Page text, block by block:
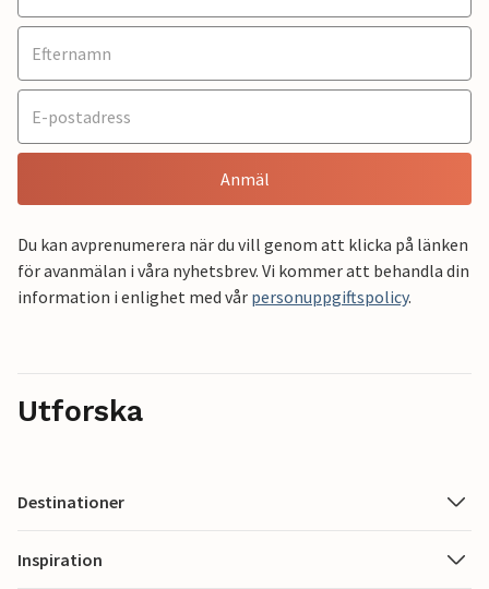
Anmäl
Du kan avprenumerera när du vill genom att klicka på länken
för avanmälan i våra nyhetsbrev. Vi kommer att behandla din
information i enlighet med vår personuppgiftspolicy.
Utforska
Destinationer
Inspiration